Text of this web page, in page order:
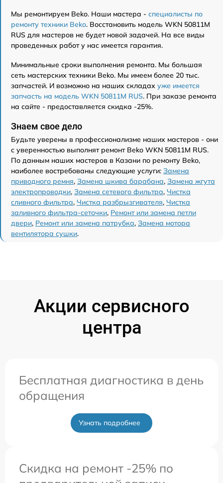
Мы ремонтируем Beko. Наши мастера - специалисты по
ремонту техники Beko. Восстановить модель WKN 50811M
RUS для мастеров не будет новой задачей. На все виды
проведенных работ у нас имеется гарантия.
Минимальные сроки выполнения ремонта. Мы большая
сеть мастерских техники Beko. Мы имеем более 20 тыс.
запчастей. И возможно на наших складах уже имеется
запчасть на модель WKN 50811M RUS. При заказе ремонта
на сайте - предоставляется скидка -25%.
Знаем свое дело
Будьте уверены в профессионализме наших мастеров - они
с уверенностью выполнят ремонт Beko WKN 50811M RUS.
По данным наших мастеров в Казани по ремонту Beko,
наиболее востребованы следующие услуги: Замена
приводного ремня, Замена шкива барабана, Замена жгута
электропроводки, Замена сетевого фильтра, Чистка
сливного фильтра, Чистка разбрызгивателя, Чистка
заливного фильтра-сеточки, Ремонт или замена петли
двери, Ремонт или замена патрубка, Замена мотора
вентилятора сушки.
Акции сервисного
центра
Бесплатная диагностика в день
обращения
Узнать подробнее
Скидка на ремонт -25% по